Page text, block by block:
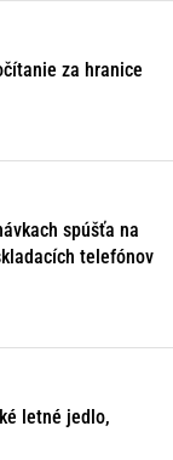
za hranice
spúšťa na
telefónov
letné jedlo,